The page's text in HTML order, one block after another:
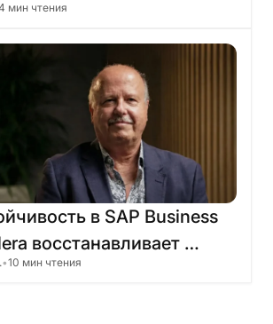
с помощью Skyone
мин чтения
в SAP Business
восстанавливает
4 часа
•10 мин чтения